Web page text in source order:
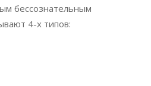
бессознательным
4-х типов: